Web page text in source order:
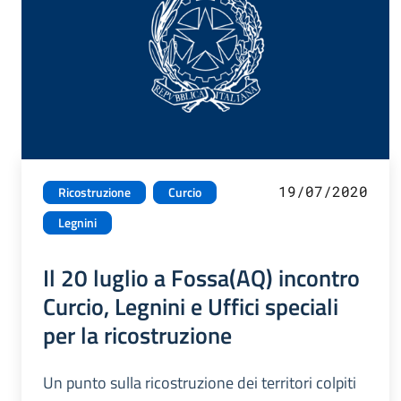
Ricostruzione
Curcio
Legnini
19/07/2020
Il 20 luglio a Fossa(AQ) incontro
Curcio, Legnini e Uffici speciali
per la ricostruzione
Un punto sulla ricostruzione dei territori colpiti